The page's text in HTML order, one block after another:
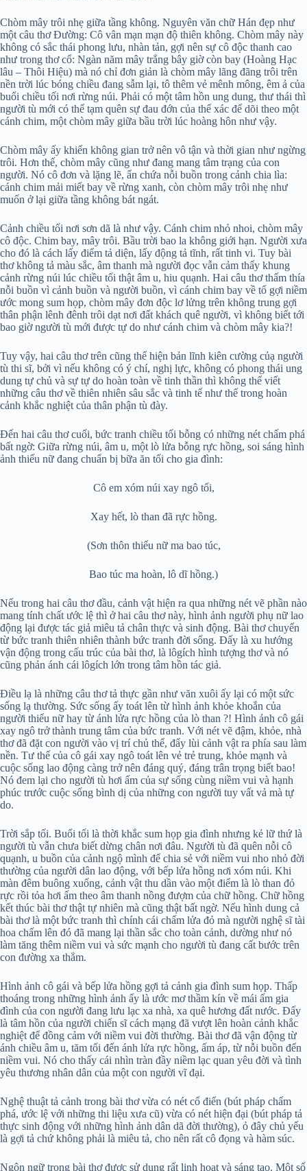
Chòm mây trôi nhẹ giữa tầng không. Nguyên văn chữ Hán đẹp như
một câu thơ Đường: Cô vân mạn mạn độ thiên không. Chòm mây này
không có sắc thái phong lưu, nhàn tản, gợi nên sự cô độc thanh cao
như trong thơ cổ: Ngàn năm mây trắng bây giờ còn bay (Hoàng Hạc
lâu – Thôi Hiệu) mà nó chỉ đơn giản là chòm mây lãng đãng trôi trên
nền trời lúc bóng chiều đang sẫm lại, tô thêm vẻ mênh mông, êm ả của
buổi chiều tối nơi rừng núi. Phải có một tâm hồn ung dung, thư thái thì
người tù mới có thể tạm quên sự đau đớn của thể xác để dõi theo một
cánh chim, một chòm mây giữa bầu trời lúc hoàng hôn như vậy.
Chòm mây ấy khiến không gian trở nên vô tận và thời gian như ngừng
trôi. Hơn thế, chòm mây cũng như đang mang tâm trạng của con
người. Nó cô đơn và lặng lẽ, ẩn chứa nỗi buồn trong cảnh chia lìa:
cánh chim mải miết bay về rừng xanh, còn chòm mây trôi nhẹ như
muốn ở lại giữa tầng không bát ngát.
Cảnh chiều tối nơi sơn dã là như vậy. Cánh chim nhỏ nhoi, chòm mây
cô độc. Chim bay, mây trôi. Bầu trời bao la không giới hạn. Người xưa
cho đó là cách lấy điểm tả diện, lấy động tả tĩnh, rất tinh vi. Tuy bài
thơ không tả màu sắc, âm thanh mà người đọc vẫn cảm thấy khung
cảnh rừng núi lúc chiều tối thật âm u, hiu quạnh. Hai câu thơ thấm thía
nỗi buồn vì cảnh buồn và người buồn, vì cánh chim bay về tổ gợi niềm
ước mong sum họp, chòm mây đơn độc lơ lửng trên không trung gợi
thân phận lênh đênh trôi dạt nơi đất khách quê người, vì không biết tới
bao giờ người tù mới được tự do như cánh chim và chòm mây kia?!
Tuy vậy, hai câu thơ trên cũng thể hiện bản lĩnh kiên cường củạ người
tù thi sĩ, bởi vì nếu không có ý chí, nghị lực, không có phong thái ung
dung tự chủ và sự tự do hoàn toàn về tinh thần thì không thể viết
những câu thơ về thiên nhiên sâu sắc và tinh tế như thế trong hoàn
cảnh khắc nghiệt của thân phận tù đày.
Đến hai câu thơ cuối, bức tranh chiều tối bỗng có những nét chấm phá
bất ngờ: Giữa rừng núi, âm u, một lò lửa bỗng rực hồng, soi sáng hình
ảnh thiếu nữ đang chuẩn bị bữa ăn tối cho gia đình:
Cô em xóm núi xay ngô tối,
Xay hết, lò than đã rực hồng.
(Sơn thôn thiếu nữ ma bao túc,
Bao túc ma hoàn, lô dĩ hồng.)
Nếu trong hai câu thơ đầu, cảnh vật hiện ra qua những nét vẽ phần nào
mang tính chất ước lệ thì ở hai câu thơ này, hình ảnh người phụ nữ lao
động lại được tác giả miêu tả chân thực và sinh động. Bài thơ chuyển
từ bức tranh thiên nhiên thành bức tranh đời sống. Đấy là xu hướng
vận động trong cấu trúc của bài thơ, là lôgích hình tượng thơ và nó
cũng phản ánh cái lôgích lớn trong tâm hồn tác giả.
Điều lạ là những câu thơ tả thực gần như văn xuôi ấy lại có một sức
sống lạ thường. Sức sống ấy toát lên từ hình ảnh khỏe khoắn của
người thiếu nữ hay từ ánh lửa rực hồng của lò than ?! Hình ảnh cô gái
xay ngô trở thành trung tâm của bức tranh. Với nét vẽ đậm, khỏe, nhà
thơ đã đặt con người vào vị trí chủ thể, đẩy lùi cảnh vật ra phía sau làm
nền. Tư thế của cô gái xay ngô toát lên vẻ trẻ trung, khỏe mạnh và
cuộc sống lao động càng trở nên đáng quý, đáng trân trọng biết bao!
Nó đem lại cho người tù hơi ấm của sự sống cùng niềm vui và hạnh
phúc trước cuộc sống bình dị của những con người tuy vất vả mà tự
do.
Trời sắp tối. Buổi tối là thời khắc sum họp gia đình nhưng kẻ lữ thứ là
người tù vẫn chưa biết dừng chân nơi đâu. Người tù đã quên nỗi cô
quạnh, u buồn của cảnh ngộ mình để chia sẻ với niềm vui nho nhỏ đời
thường của người dân lao động, với bếp lửa hồng nơi xóm núi. Khi
màn đêm buông xuống, cảnh vật thu dần vào một điểm là lò than đỏ
rực rồi tỏa hơi ấm theo âm thanh nồng đượm của chữ hồng. Chữ hồng
kết thúc bài thơ thật tự nhiên mà cũng thật bất ngờ. Nếu hình dung cả
bài thơ là một bức tranh thì chính cái chấm lửa đỏ mà người nghệ sĩ tài
hoa chấm lên đó đã mang lại thần sắc cho toàn cảnh, dường như nó
làm tăng thêm niềm vui và sức mạnh cho người tù đang cất bước trên
con đường xa thẳm.
Hình ảnh cô gái và bếp lửa hồng gợi tả cảnh gia đình sum họp. Thấp
thoáng trong những hình ảnh ấy là ước mơ thầm kín về mái ấm gia
đình của con người đang lưu lạc xa nhà, xa quê hương đất nước. Đấy
là tâm hồn của người chiến sĩ cách mạng đã vượt lên hoàn cảnh khắc
nghiệt để đồng cảm với niềm vui đời thường. Bài thơ đã vận động từ
ánh chiều âm u, tăm tối đến ánh lửa rực hồng, ấm áp, từ nỗi buồn đến
niềm vui. Nó cho thấy cái nhìn tràn đầy niềm lạc quan yêu đời và tình
yêu thương nhân dân của một con người vĩ đại.
Nghệ thuật tả cảnh trong bài thơ vừa có nét cổ điển (bút pháp chấm
phá, ước lệ với những thi liệu xưa cũ) vừa có nét hiện đại (bút pháp tả
thực sinh động với những hình ảnh dân dã đời thường), ỏ đây chủ yếu
là gợi tả chứ không phải là miêu tả, cho nên rất cô đọng và hàm súc.
Ngôn ngữ trong bài thơ được sử dụng rất linh hoạt và sáng tạo. Một số